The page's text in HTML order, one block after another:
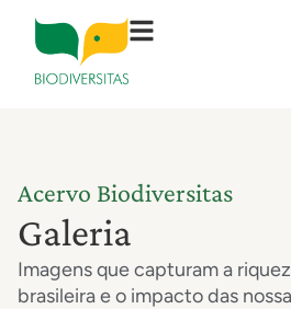
Acervo Biodiversitas
Galeria
Imagens que capturam a
brasileira e o impacto das